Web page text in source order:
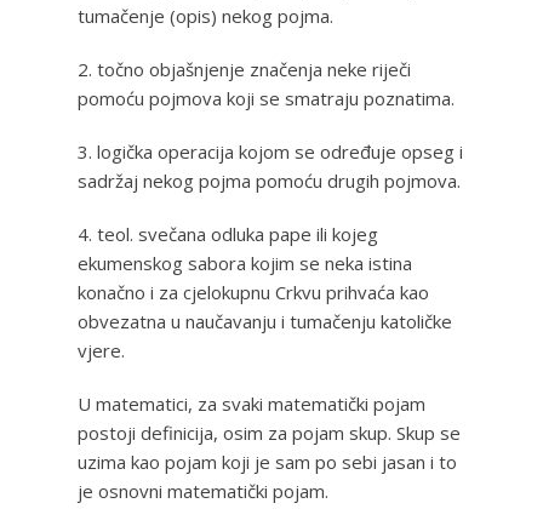
tumačenje (opis) nekog pojma.
2. točno objašnjenje značenja neke riječi
pomoću pojmova koji se smatraju poznatima.
3. logička operacija kojom se određuje opseg i
sadržaj nekog pojma pomoću drugih pojmova.
4. teol. svečana odluka pape ili kojeg
ekumenskog sabora kojim se neka istina
konačno i za cjelokupnu Crkvu prihvaća kao
obvezatna u naučavanju i tumačenju katoličke
vjere.
U matematici, za svaki matematički pojam
postoji definicija, osim za pojam skup. Skup se
uzima kao pojam koji je sam po sebi jasan i to
je osnovni matematički pojam.